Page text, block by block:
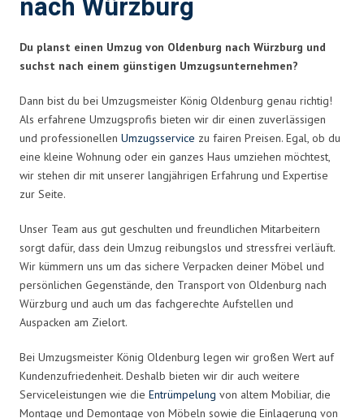
nach Würzburg
Du planst einen Umzug von Oldenburg nach Würzburg und
suchst nach einem günstigen Umzugsunternehmen?
Dann bist du bei Umzugsmeister König Oldenburg genau richtig!
Als erfahrene Umzugsprofis bieten wir dir einen zuverlässigen
und professionellen Umzugsservice zu fairen Preisen. Egal, ob du
eine kleine Wohnung oder ein ganzes Haus umziehen möchtest,
wir stehen dir mit unserer langjährigen Erfahrung und Expertise
zur Seite.
Unser Team aus gut geschulten und freundlichen Mitarbeitern
sorgt dafür, dass dein Umzug reibungslos und stressfrei verläuft.
Wir kümmern uns um das sichere Verpacken deiner Möbel und
persönlichen Gegenstände, den Transport von Oldenburg nach
Würzburg und auch um das fachgerechte Aufstellen und
Auspacken am Zielort.
Bei Umzugsmeister König Oldenburg legen wir großen Wert auf
Kundenzufriedenheit. Deshalb bieten wir dir auch weitere
Serviceleistungen wie die Entrümpelung von altem Mobiliar, die
Montage und Demontage von Möbeln sowie die Einlagerung von